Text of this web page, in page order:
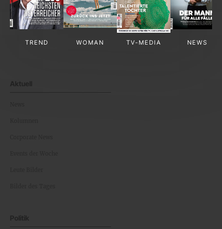
TREND WOMAN TV-MEDIA NEWS